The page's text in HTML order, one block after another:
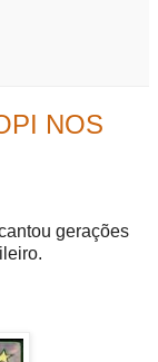
NOS
gerações